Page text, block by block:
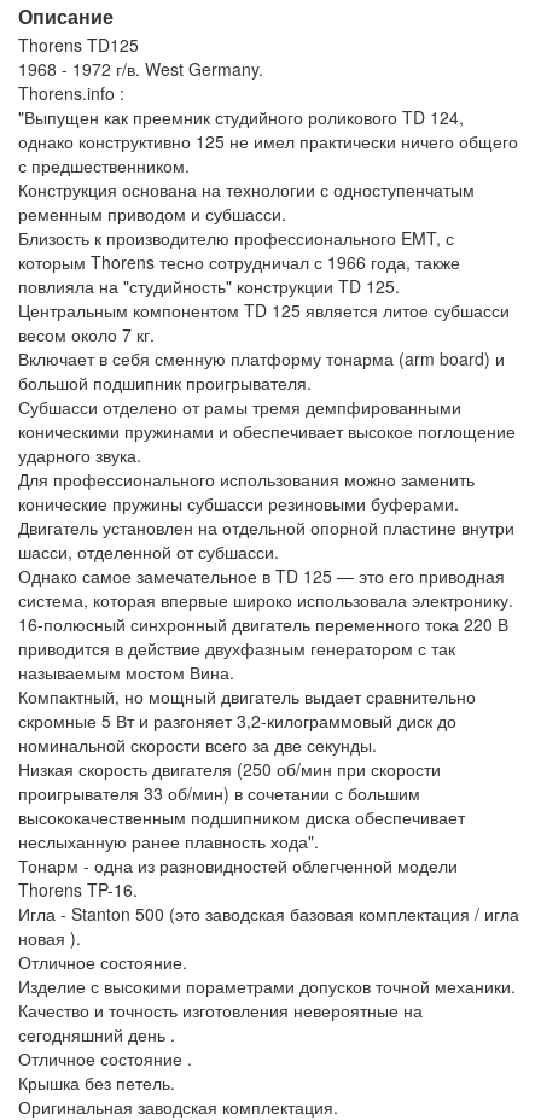
Описание
Thorens TD125
1968 - 1972 г/в. West Germany.
Thorens.info :
"Выпущен как преемник студийного роликового TD 124,
однако конструктивно 125 не имел практически ничего общего
с предшественником.
Конструкция основана на технологии с одноступенчатым
ременным приводом и субшасси.
Близость к производителю профессионального EMT, с
которым Thorens тесно сотрудничал с 1966 года, также
повлияла на "студийность" конструкции TD 125.
Центральным компонентом TD 125 является литое субшасси
весом около 7 кг.
Включает в себя сменную платформу тонарма (arm board) и
большой подшипник проигрывателя.
Субшасси отделено от рамы тремя демпфированными
коническими пружинами и обеспечивает высокое поглощение
ударного звука.
Для профессионального использования можно заменить
конические пружины субшасси резиновыми буферами.
Двигатель установлен на отдельной опорной пластине внутри
шасси, отделенной от субшасси.
Однако самое замечательное в TD 125 — это его приводная
система, которая впервые широко использовала электронику.
16-полюсный синхронный двигатель переменного тока 220 В
приводится в действие двухфазным генератором с так
называемым мостом Вина.
Компактный, но мощный двигатель выдает сравнительно
скромные 5 Вт и разгоняет 3,2-килограммовый диск до
номинальной скорости всего за две секунды.
Низкая скорость двигателя (250 об/мин при скорости
проигрывателя 33 об/мин) в сочетании с большим
высококачественным подшипником диска обеспечивает
неслыханную ранее плавность хода".
Тонарм - одна из разновидностей облегченной модели
Thorens TP-16.
Игла - Stanton 500 (это заводская базовая комплектация / игла
новая ).
Отличное состояние.
Изделие с высокими пораметрами допусков точной механики.
Качество и точность изготовления невероятные на
сегодняшний день .
Отличное состояние .
Крышка без петель.
Оригинальная заводская комплектация.